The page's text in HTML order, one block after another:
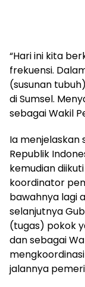
“Hari ini kita
frekuensi.
(susunan
di Sumsel.
sebagai Wakil
Ia
Republik
kemudian
koordinator
bawahnya lagi
selanjutnya
(tugas) pokok
dan sebagai
jalannya